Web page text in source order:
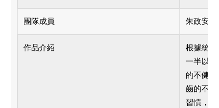
團隊成員 朱政安
作品介紹
根據統
一半以
的不健
齒的不
習慣，